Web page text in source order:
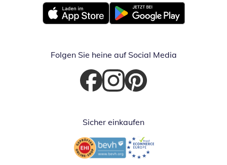
Öffnet in neuem FensterÖffnet in neuem Fenster
Folgen Sie heine auf Social Media
Öffnet in neuem Fenster
Öffnet in neuem Fenster
Öffnet in neuem Fenster
Sicher einkaufen
Öffnet in neuem FensterÖffnet in neuem Fenster